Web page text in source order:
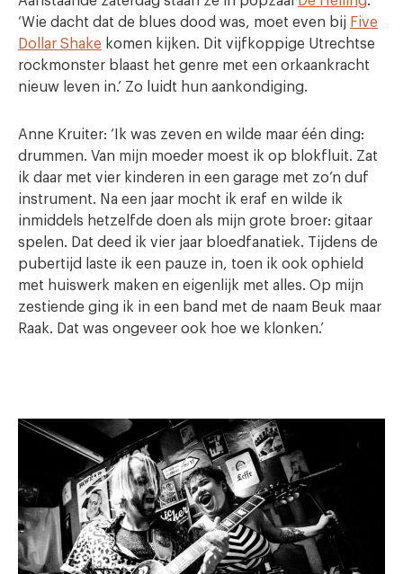
‘Wie dacht dat de blues dood was, moet even bij Five
Dollar Shake komen kijken. Dit vijfkoppige Utrechtse
rockmonster blaast het genre met een orkaankracht
nieuw leven in.’ Zo luidt hun aankondiging.
Anne Kruiter: ‘Ik was zeven en wilde maar één ding:
drummen. Van mijn moeder moest ik op blokfluit. Zat
ik daar met vier kinderen in een garage met zo’n duf
instrument. Na een jaar mocht ik eraf en wilde ik
inmiddels hetzelfde doen als mijn grote broer: gitaar
spelen. Dat deed ik vier jaar bloedfanatiek. Tijdens de
pubertijd laste ik een pauze in, toen ik ook ophield
met huiswerk maken en eigenlijk met alles. Op mijn
zestiende ging ik in een band met de naam Beuk maar
Raak. Dat was ongeveer ook hoe we klonken.’